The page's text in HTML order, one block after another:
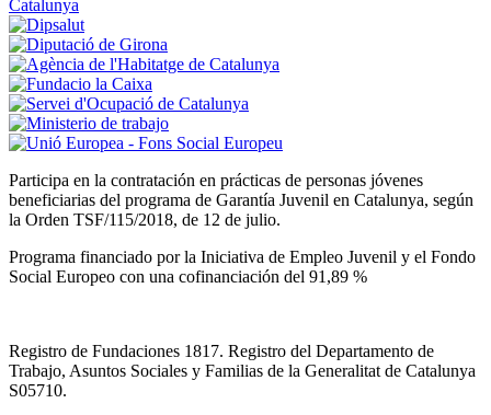
Participa en la contratación en prácticas de personas jóvenes
beneficiarias del programa de Garantía Juvenil en Catalunya, según
la Orden TSF/115/2018, de 12 de julio.
Programa financiado por la Iniciativa de Empleo Juvenil y el Fondo
Social Europeo con una cofinanciación del 91,89 %
Registro de Fundaciones 1817. Registro del Departamento de
Trabajo, Asuntos Sociales y Familias de la Generalitat de Catalunya
S05710.